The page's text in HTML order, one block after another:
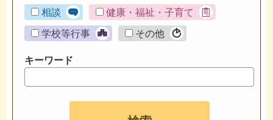
相談 健康・福祉・子育て
学校等行事 その他
キーワード